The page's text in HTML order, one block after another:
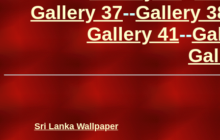
Gallery 37--Gallery
Gallery 41--
Sri Lanka Wallpaper